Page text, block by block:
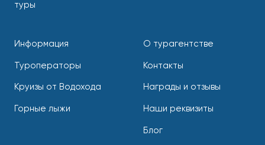
туры
Информация
Туроператоры
Круизы от Водохода
Горные лыжи
О турагентстве
Контакты
Награды и отзывы
Наши реквизиты
Блог